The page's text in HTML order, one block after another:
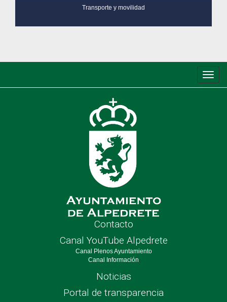
Transporte y movilidad
de
Contacto
Canal YouTube Alpedrete
Canal Plenos Ayuntamiento
Canal Información
Noticias
Portal de transparencia